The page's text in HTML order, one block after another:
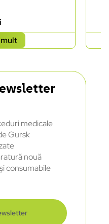
medicale
Gursk
nouă
consumabile